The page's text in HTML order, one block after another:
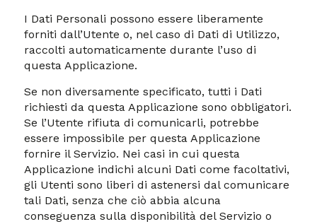
I Dati Personali possono essere liberamente
forniti dall’Utente o, nel caso di Dati di Utilizzo,
raccolti automaticamente durante l’uso di
questa Applicazione.
Se non diversamente specificato, tutti i Dati
richiesti da questa Applicazione sono obbligatori.
Se l’Utente rifiuta di comunicarli, potrebbe
essere impossibile per questa Applicazione
fornire il Servizio. Nei casi in cui questa
Applicazione indichi alcuni Dati come facoltativi,
gli Utenti sono liberi di astenersi dal comunicare
tali Dati, senza che ciò abbia alcuna
conseguenza sulla disponibilità del Servizio o